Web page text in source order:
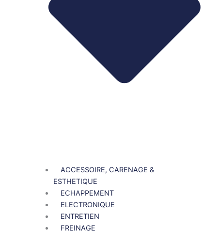
ACCESSOIRE, CARENAGE &
ESTHETIQUE
ECHAPPEMENT
ELECTRONIQUE
ENTRETIEN
FREINAGE